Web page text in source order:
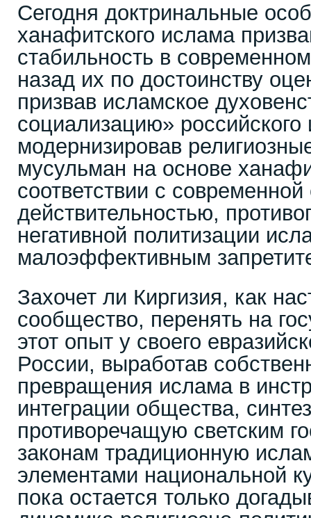
Сегодня доктринальные
ханафитского ислама
стабильность в
назад их по достоинству
призвав исламское
социализацию»
модернизировав
мусульман на основе
соответствии с
действительностью,
негативной политизации
малоэффективным
Захочет ли Киргизия, как
сообщество, перенять на
этот опыт у своего
России, выработав
превращения ислама в
интеграции общества,
противоречащую светским
законам традиционную
элементами национальной
пока остается только